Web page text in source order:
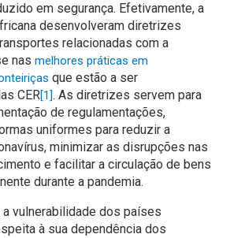
em segurança. Efetivamente, a
desenvolveram diretrizes
relacionadas com a
nas melhores práticas em
que estão a ser
CER[1]. As diretrizes servem para
de regulamentações,
uniformes para reduzir a
minimizar as disrupções nas
e facilitar a circulação de bens
durante a pandemia.
vulnerabilidade dos países
à sua dependência dos